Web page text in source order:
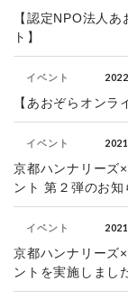
【認定NPO法人
ト】
イベント
【あおぞらオンラ
イベント
京都ハンナリーズ
ント 第２弾のお知
イベント
京都ハンナリーズ
ントを実施しまし